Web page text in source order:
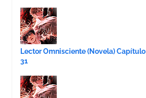
Lector Omnisciente (Novela) Capítulo
31